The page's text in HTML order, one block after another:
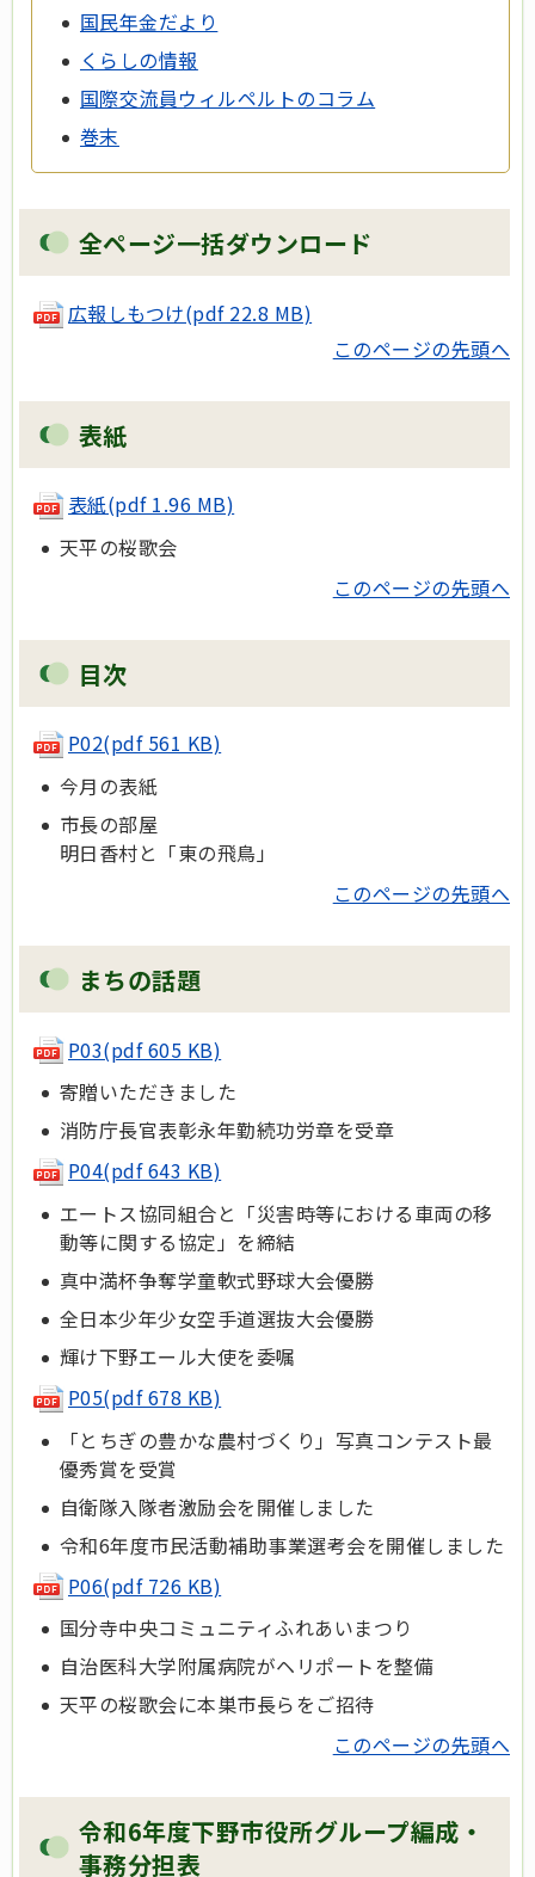
国民年金だより
くらしの情報
国際交流員ウィルペルトのコラム
巻末
全ページ一括ダウンロード
広報しもつけ(pdf 22.8 MB)
このページの先頭へ
表紙
表紙(pdf 1.96 MB)
天平の桜歌会
このページの先頭へ
目次
P02(pdf 561 KB)
今月の表紙
市長の部屋
明日香村と「東の飛鳥」
このページの先頭へ
まちの話題
P03(pdf 605 KB)
寄贈いただきました
消防庁長官表彰永年勤続功労章を受章
P04(pdf 643 KB)
エートス協同組合と「災害時等における車両の移
動等に関する協定」を締結
真中満杯争奪学童軟式野球大会優勝
全日本少年少女空手道選抜大会優勝
輝け下野エール大使を委嘱
P05(pdf 678 KB)
「とちぎの豊かな農村づくり」写真コンテスト最
優秀賞を受賞
自衛隊入隊者激励会を開催しました
令和6年度市民活動補助事業選考会を開催しました
P06(pdf 726 KB)
国分寺中央コミュニティふれあいまつり
自治医科大学附属病院がヘリポートを整備
天平の桜歌会に本巣市長らをご招待
このページの先頭へ
令和6年度下野市役所グループ編成・
事務分担表